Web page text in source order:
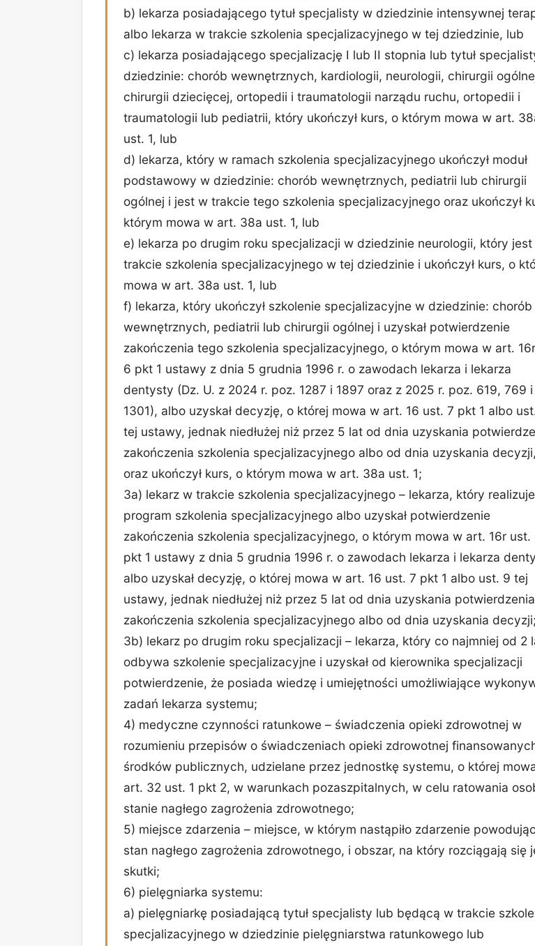
b) lekarza posiadającego tytuł specjalisty w dziedzinie intensywnej
albo lekarza w trakcie szkolenia specjalizacyjnego w tej dziedzinie, lub
c) lekarza posiadającego specjalizację I lub II stopnia lub tytuł
dziedzinie: chorób wewnętrznych, kardiologii, neurologii, chirurgii
chirurgii dziecięcej, ortopedii i traumatologii narządu ruchu, ortopedii i
traumatologii lub pediatrii, który ukończył kurs, o którym mowa w art.
ust. 1, lub
d) lekarza, który w ramach szkolenia specjalizacyjnego ukończył moduł
podstawowy w dziedzinie: chorób wewnętrznych, pediatrii lub chirurgii
ogólnej i jest w trakcie tego szkolenia specjalizacyjnego oraz ukończył
którym mowa w art. 38a ust. 1, lub
e) lekarza po drugim roku specjalizacji w dziedzinie neurologii, który
trakcie szkolenia specjalizacyjnego w tej dziedzinie i ukończył kurs, o
mowa w art. 38a ust. 1, lub
f) lekarza, który ukończył szkolenie specjalizacyjne w dziedzinie: chorób
wewnętrznych, pediatrii lub chirurgii ogólnej i uzyskał potwierdzenie
zakończenia tego szkolenia specjalizacyjnego, o którym mowa w art.
6 pkt 1 ustawy z dnia 5 grudnia 1996 r. o zawodach lekarza i lekarza
dentysty (Dz. U. z 2024 r. poz. 1287 i 1897 oraz z 2025 r. poz. 619, 769 i
1301), albo uzyskał decyzję, o której mowa w art. 16 ust. 7 pkt 1 albo
tej ustawy, jednak niedłużej niż przez 5 lat od dnia uzyskania
zakończenia szkolenia specjalizacyjnego albo od dnia uzyskania decyzji,
oraz ukończył kurs, o którym mowa w art. 38a ust. 1;
3a) lekarz w trakcie szkolenia specjalizacyjnego – lekarza, który realizuje
program szkolenia specjalizacyjnego albo uzyskał potwierdzenie
zakończenia szkolenia specjalizacyjnego, o którym mowa w art. 16r ust.
pkt 1 ustawy z dnia 5 grudnia 1996 r. o zawodach lekarza i lekarza
albo uzyskał decyzję, o której mowa w art. 16 ust. 7 pkt 1 albo ust. 9 tej
ustawy, jednak niedłużej niż przez 5 lat od dnia uzyskania potwierdzenia
zakończenia szkolenia specjalizacyjnego albo od dnia uzyskania decyzji;
3b) lekarz po drugim roku specjalizacji – lekarza, który co najmniej od 2
odbywa szkolenie specjalizacyjne i uzyskał od kierownika specjalizacji
potwierdzenie, że posiada wiedzę i umiejętności umożliwiające
zadań lekarza systemu;
4) medyczne czynności ratunkowe – świadczenia opieki zdrowotnej w
rozumieniu przepisów o świadczeniach opieki zdrowotnej
środków publicznych, udzielane przez jednostkę systemu, o której
art. 32 ust. 1 pkt 2, w warunkach pozaszpitalnych, w celu ratowania
stanie nagłego zagrożenia zdrowotnego;
5) miejsce zdarzenia – miejsce, w którym nastąpiło zdarzenie
stan nagłego zagrożenia zdrowotnego, i obszar, na który rozciągają się
skutki;
6) pielęgniarka systemu:
a) pielęgniarkę posiadającą tytuł specjalisty lub będącą w trakcie
specjalizacyjnego w dziedzinie pielęgniarstwa ratunkowego lub